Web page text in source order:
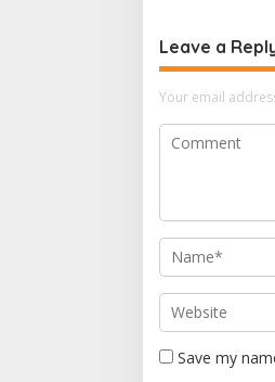
Leave a
Your email
Save my